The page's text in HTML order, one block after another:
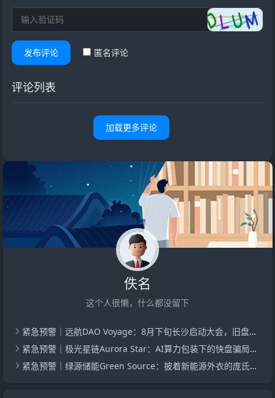
发布评论 匿名评论
评论列表
加载更多评论
佚名
这个人很懒，什么都没留下
紧急预警｜远航DAO Voyage：8月下旬长沙启动大会，旧盘团队平移，RWA+大宗商品包装——又是庞氏滚盘的老剧本
紧急预警｜极光星链Aurora Star：AI算力包装下的快盘骗局，认购即入坑
紧急预警｜绿源储能Green Source：披着新能源外衣的庞氏传销盘，8月千人大会就是收割信号